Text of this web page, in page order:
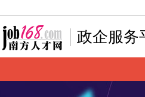
政企服务